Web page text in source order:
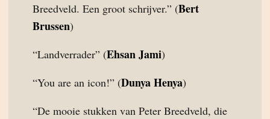
Breedveld. Een groot schrijver.” (Bert
Brussen)
“Landverrader” (Ehsan Jami)
“You are an icon!” (Dunya Henya)
“De mooie stukken van Peter Breedveld, die